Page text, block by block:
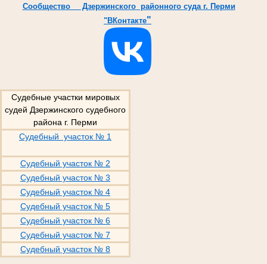
Cообщество Дзержинского районного суда г. Перми
"ВКонтакте"
Судебные участки мировых
судей Дзержинского судебного
района г. Перми
Судебный участок № 1
Судебный участок № 2
Судебный участок № 3
Судебный участок № 4
Судебный участок № 5
Судебный участок № 6
Судебный участок № 7
Судебный участок № 8